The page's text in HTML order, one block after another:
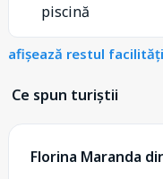
piscină
afișează restul
Ce spun turiștii
Florina Maranda